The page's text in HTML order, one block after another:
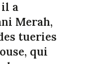
il a
Merah,
tueries
qui